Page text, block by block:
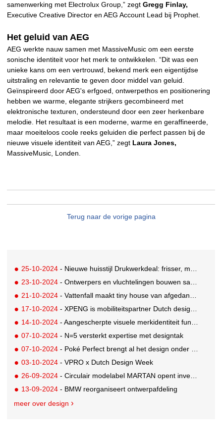
samenwerking met Electrolux Group,” zegt Gregg Finlay,
Executive Creative Director en AEG Account Lead bij Prophet.
Het geluid van AEG
AEG werkte nauw samen met MassiveMusic om een eerste
sonische identiteit voor het merk te ontwikkelen. “Dit was een
unieke kans om een vertrouwd, bekend merk een eigentijdse
uitstraling en relevantie te geven door middel van geluid.
Geïnspireerd door AEG's erfgoed, ontwerpethos en positionering
hebben we warme, elegante strijkers gecombineerd met
elektronische texturen, ondersteund door een zeer herkenbare
melodie. Het resultaat is een moderne, warme en geraffineerde,
maar moeiteloos coole reeks geluiden die perfect passen bij de
nieuwe visuele identiteit van AEG,” zegt Laura Jones,
MassiveMusic, Londen.
Terug naar de vorige pagina
25-10-2024 - Nieuwe huisstijl Drukwerkdeal: frisser, meer open en afscheid van de superhelden
23-10-2024 - Ontwerpers en vluchtelingen bouwen samen Tempel voor Vrede
21-10-2024 - Vattenfall maakt tiny house van afgedankte windturbine
17-10-2024 - XPENG is mobiliteitspartner Dutch design week 2024
14-10-2024 - Aangescherpte visuele merkidentiteit funda komt tot leven
07-10-2024 - N=5 versterkt expertise met designtak
07-10-2024 - Poké Perfect brengt al het design onder bij Studio Dorien Franken
03-10-2024 - VPRO x Dutch Design Week
26-09-2024 - Circulair modelabel MARTAN opent investeringsmogelijkheid via Eyevestor
13-09-2024 - BMW reorganiseert ontwerpafdeling
meer over design